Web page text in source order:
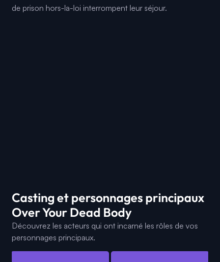
de prison hors-la-loi interrompent leur séjour.
Casting et personnages principaux
Over Your Dead Body
Découvrez les acteurs qui ont incarné les rôles de vos
personnages principaux.